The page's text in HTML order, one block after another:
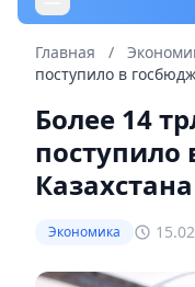
Главная /
поступило в
Более 14
поступило
Экономика